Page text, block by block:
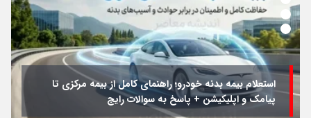
استعلام بیمه بدنه خودرو؛ راهنمای کامل از بیمه مرکزی تا
پیامک و اپلیکیشن + پاسخ به سوالات رایج